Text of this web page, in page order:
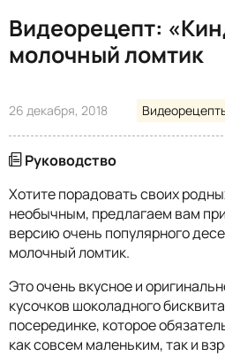
Видеорецепт:
молочный ломтик
26 декабря, 2018
Руководство
Хотите порадовать своих
необычным, предлагаем вам
версию очень популярного
молочный ломтик.
Это очень вкусное и
кусочков шоколадного
посерединке, которое
как совсем маленьким, так и